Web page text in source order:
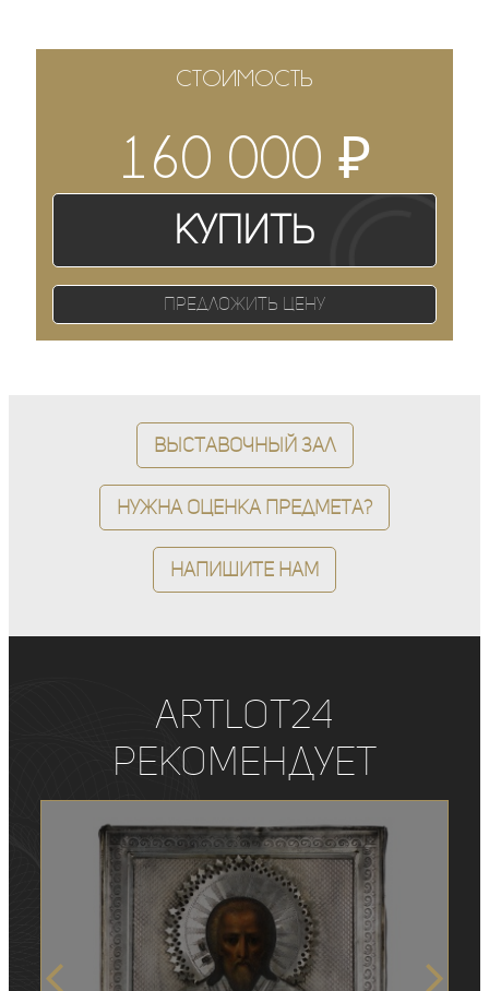
СТОИМОСТЬ
160 000 ₽
Купить
Предложить цену
Выставочный зал
Нужна оценка предмета?
Напишите нам
ArtLot24
рекомендует